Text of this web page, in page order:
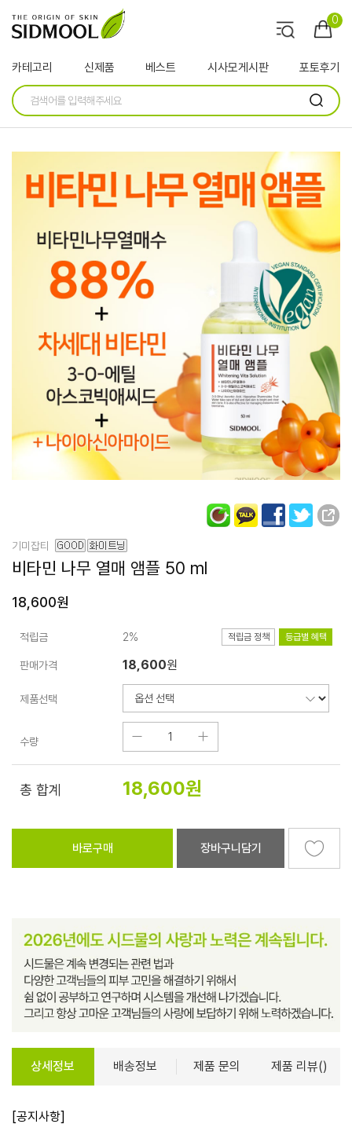
0
카테고리 신제품 베스트 시사모게시판 포토후기
기미잡티
비타민 나무 열매 앰플 50 ml
18,600원
적립금 2% 적립금 정책 등급별 혜택
판매가격 18,600원
제품선택
수량
총 합계 18,600원
바로구매 장바구니담기
상세정보 배송정보 제품 문의 제품 리뷰()
[공지사항]